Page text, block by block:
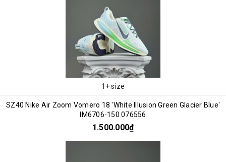
1+ size
SZ40 Nike Air Zoom Vomero 18 'White Illusion Green Glacier Blue'
IM6706-150 076556
1.500.000₫